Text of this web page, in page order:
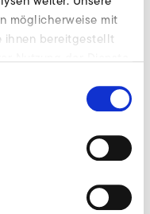
möglicherweise mit
ihnen bereitgestellt
立即支付其欠依莱克
莱克罗行使采取其他
、材料、工艺和性能无
证期限为自交付起12
目录、小册子、传单、
中所含的关于合同产品
合同组成部分时，才